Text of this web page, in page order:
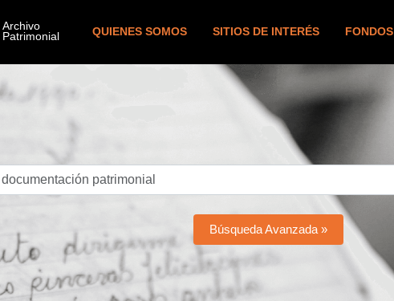
QUIENES SOMOS SITIOS DE INTERÉS FONDOS
Búsqueda Avanzada »